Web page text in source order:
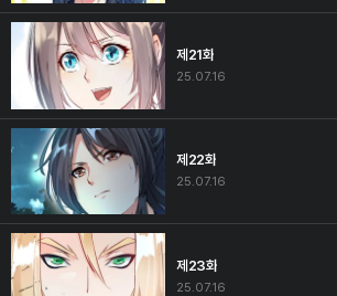
제21화
25.07.16
제22화
25.07.16
제23화
25.07.16